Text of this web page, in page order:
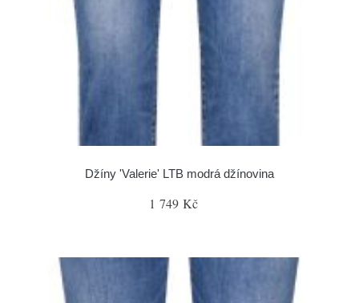
Džíny 'Valerie' LTB modrá džínovina
1 749 Kč